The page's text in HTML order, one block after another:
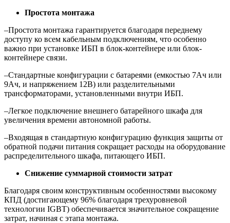
Простота монтажа
–Простота монтажа гарантируется благодаря переднему
доступу ко всем кабельным подключениям, что особенно
важно при установке ИБП в блок-контейнере или блок-
контейнере связи.
–Стандартные конфигурации с батареями (емкостью 7Ач или
9Ач, и напряжением 12В) или разделительными
трансформаторами, установленными внутри ИБП.
–Легкое подключение внешнего батарейного шкафа для
увеличения времени автономной работы.
–Входящая в стандартную конфигурацию функция защиты от
обратной подачи питания сокращает расходы на оборудование
распределительного шкафа, питающего ИБП.
Снижение суммарной стоимости затрат
Благодаря своим конструктивным особенностями высокому
КПД (достигающему 96% благодаря трехуровневой
технологии IGBT) обеспечивается значительное сокращение
затрат, начиная с этапа монтажа.